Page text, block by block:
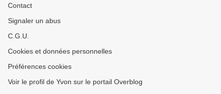
Contact
Signaler un abus
C.G.U.
Cookies et données personnelles
Préférences cookies
Voir le profil de Yvon sur le portail Overblog